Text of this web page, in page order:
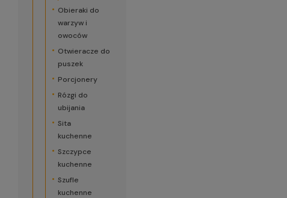
Obieraki do
warzyw i
owoców
Otwieracze do
puszek
Porcjonery
Rózgi do
ubijania
Sita
kuchenne
Szczypce
kuchenne
Szufle
kuchenne